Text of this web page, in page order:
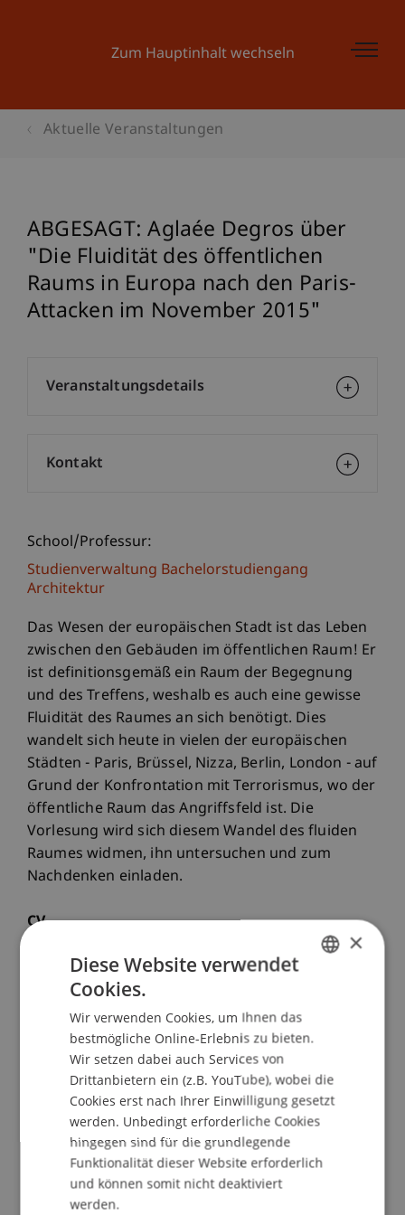
Zum Hauptinhalt wechseln
Aktuelle Veranstaltungen
ABGESAGT: Aglaée Degros über
"Die Fluidität des öffentlichen
Raums in Europa nach den Paris-
Attacken im November 2015"
School/Professur:
Studienverwaltung Bachelorstudiengang
Architektur
Das Wesen der europäischen Stadt ist das Leben
zwischen den Gebäuden im öffentlichen Raum! Er
ist definitionsgemäß ein Raum der Begegnung
und des Treffens, weshalb es auch eine gewisse
Fluidität des Raumes an sich benötigt. Dies
wandelt sich heute in vielen der europäischen
Städten - Paris, Brüssel, Nizza, Berlin, London - auf
Grund der Konfrontation mit Terrorismus, wo der
öffentliche Raum das Angriffsfeld ist. Die
Vorlesung wird sich diesem Wandel des fluiden
Raumes widmen, ihn untersuchen und zum
Nachdenken einladen.
CV
Aglaée Degros ist Professorin und Vorsitzende
des Instituts für Urbanismus an der Technischen
Universität Graz. Aglaée wurde 1972 in Leuven
geboren und studierte Architektur in Brüssel,
Karlsruhe und Tampere. Im Jahr 2001 gründete
sie das Artgineering-Büro in Rotterdam, welches
sich der Verbesserung der Beziehungen zwischen
Landschaft, Stadt und Infrastruktur widmet und
2014 nach Brüssel umzog. Degros hatte
verschiedene Lehraufgaben inne und war
Gastprofessorin an der Delft University of
Technology, der Rotterdam Academy of
Veranstaltungsdetails
Kontakt
×
Diese Website verwendet
Cookies.
Wir verwenden Cookies, um Ihnen das
bestmögliche Online-Erlebnis zu bieten.
Wir setzen dabei auch Services von
Drittanbietern ein (z.B. YouTube), wobei die
Cookies erst nach Ihrer Einwilligung gesetzt
werden. Unbedingt erforderliche Cookies
hingegen sind für die grundlegende
Funktionalität dieser Website erforderlich
und können somit nicht deaktiviert
werden.